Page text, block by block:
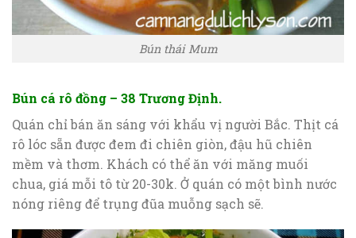
Bún thái Mum
Bún cá rô đồng – 38 Trương Định.
Quán chỉ bán ăn sáng với khẩu vị người Bắc. Thịt cá
rô lóc sẵn được đem đi chiên giòn, đậu hũ chiên
mềm và thơm. Khách có thể ăn với măng muối
chua, giá mỗi tô từ 20-30k. Ở quán có một bình nước
nóng riêng để trụng đũa muỗng sạch sẽ.